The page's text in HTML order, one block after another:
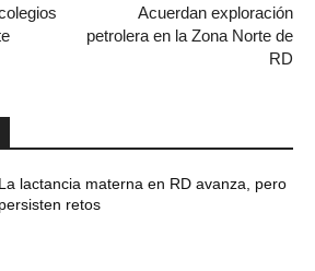
Acuerdan exploración
petrolera en la Zona Norte de
RD
La lactancia materna en RD avanza, pero
persisten retos